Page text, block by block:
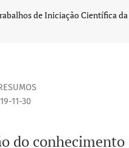
conhecimento acerca da
de Iniciação Científica da
do conhecimento
11-30